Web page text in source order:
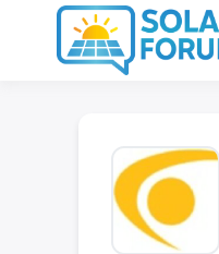
springen